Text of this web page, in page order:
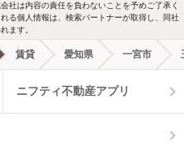
独立洗面台
都市ガス
オートロック
社は内容の責任を負わないことを予めご了承く
る個人情報は、検索パートナーが取得し、同社
ます。
賃貸 愛知県 一宮市
ニフティ不動産アプリ